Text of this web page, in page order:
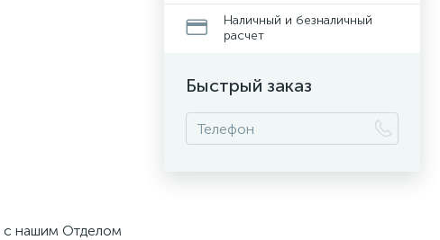
с нашим Отделом
Наличный и безналичный
расчет
Быстрый заказ